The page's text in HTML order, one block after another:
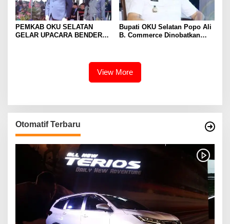
PEMKAB OKU SELATAN
GELAR UPACARA BENDERA
Bupati OKU Selatan Popo Ali
B. Commerce Dinobatkan
View More
Otomatif Terbaru